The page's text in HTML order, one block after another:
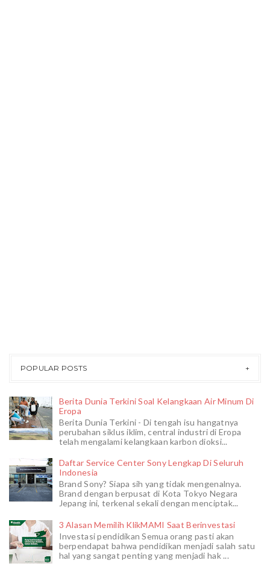
POPULAR POSTS
Berita Dunia Terkini Soal Kelangkaan Air Minum Di
Eropa
Berita Dunia Terkini - Di tengah isu hangatnya
perubahan siklus iklim, central industri di Eropa
telah mengalami kelangkaan karbon dioksi...
Daftar Service Center Sony Lengkap Di Seluruh
Indonesia
Brand Sony? Siapa sih yang tidak mengenalnya.
Brand dengan berpusat di Kota Tokyo Negara
Jepang ini, terkenal sekali dengan menciptak...
3 Alasan Memilih KlikMAMI Saat Berinvestasi
Investasi pendidikan Semua orang pasti akan
berpendapat bahwa pendidikan menjadi salah satu
hal yang sangat penting yang menjadi hak ...